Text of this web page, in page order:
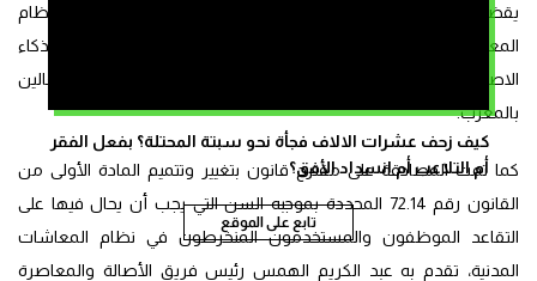
كيف زحف عشرات الالاف فجأة نحو سبتة المحتلة؟ بفعل الفقر
أم التلاعب أم انسداد الأفق؟
تابع على الموقع
يقضي بتغيير الفصل 32 من القانون رقم 011.71 المحدث بموجبه نظام
المعاشات المدنية، ومقترح قانون يتعلق بإحداث الوكالة الوطنية للذكاء
الاصطناعي تقدمت به المستشارة هناء بلخير عن الاتحاد العام للشغالين
بالمغرب.
كما تمت المصادقة على مقترح قانون بتغيير وتتميم المادة الأولى من
القانون رقم 72.14 المحددة بموجبه السن التي يجب أن يحال فيها على
التقاعد الموظفون والمستخدمون المنخرطون في نظام المعاشات
المدنية، تقدم به عبد الكريم الهمس رئيس فريق الأصالة والمعاصرة